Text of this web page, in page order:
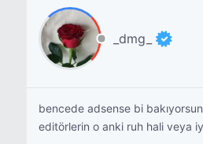
_dmg_
bencede adsense bi
editörlerin o anki ruh hali veya